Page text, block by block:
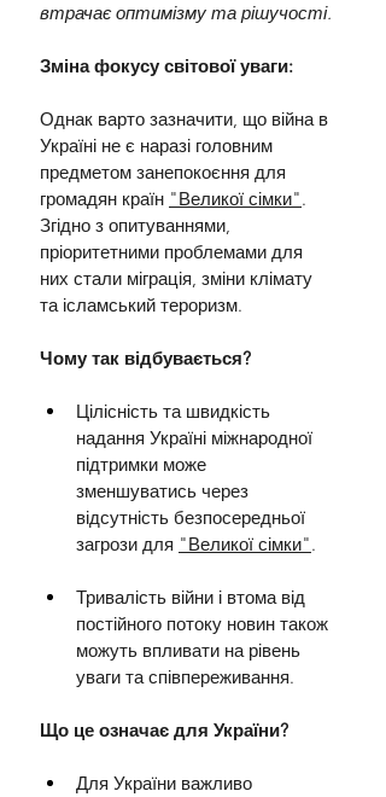
втрачає оптимізму та рішучості.
Зміна фокусу світової уваги:
Однак варто зазначити, що війна в
Україні не є наразі головним
предметом занепокоєння для
громадян країн "Великої сімки".
Згідно з опитуваннями,
пріоритетними проблемами для
них стали міграція, зміни клімату
та ісламський тероризм.
Чому так відбувається?
Цілісність та швидкість
надання Україні міжнародної
підтримки може
зменшуватись через
відсутність безпосередньої
загрози для "Великої сімки".
Тривалість війни і втома від
постійного потоку новин також
можуть впливати на рівень
уваги та співпереживання.
Що це означає для України?
Для України важливо